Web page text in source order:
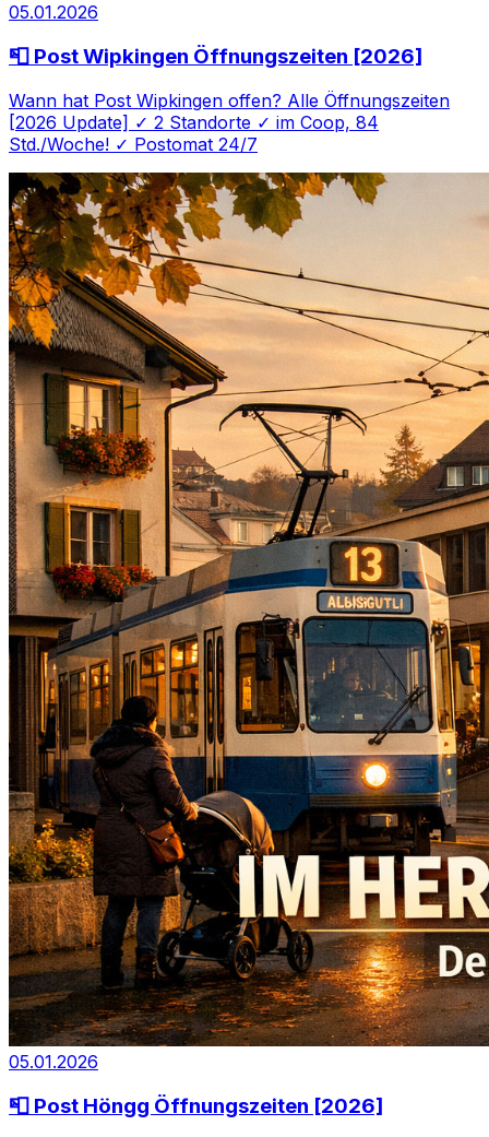
05.01.2026
📮 Post Wipkingen Öffnungszeiten [2026]
Wann hat Post Wipkingen offen? Alle Öffnungszeiten
[2026 Update] ✓ 2 Standorte ✓ im Coop, 84
Std./Woche! ✓ Postomat 24/7
05.01.2026
📮 Post Höngg Öffnungszeiten [2026]